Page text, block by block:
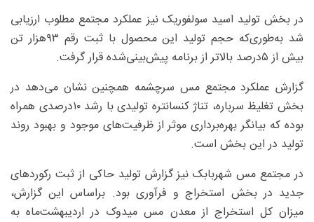
در بخش تولید اسید سولفوریک نیز عملکرد مجتمع مطلوب ارزیابی
شد به‌طوری‌‌که حجم تولید این محصول با ثبت رقم ۹۳هزار تن
بیش از ۵درصد بالاتر از برنامه پیش‌بینی‌شده قرار گرفت.
گزارش عملکرد مجتمع مس سرچشمه همچنین نشان می‌دهد در
بخش تغلیظ سرباره، تناژ کنسانتره تولیدی با رشد ۱۰درصدی همراه
بوده که بیانگر بهره‌برداری موثر از ظرفیت‌های موجود و بهبود روند
تولید در این بخش است.
در مجتمع مس شهربابک نیز گزارش تولید حاکی از ثبت رکوردهای
جدید در بخش استخراج و فرآوری بود. براساس این گزارش،
میزان کل استخراج از معدن مس میدوک در اردیبهشت‌ماه به